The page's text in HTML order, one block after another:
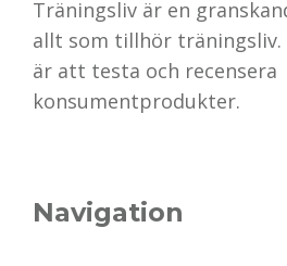
Träningsliv är en
allt som tillhör träningsliv.
är att testa och recensera
konsumentprodukter.
Navigation